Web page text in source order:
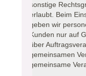
sonstige
erlaubt. Beim
geben wir
Kunden nur auf
über
gemeinsamen
gemeinsame